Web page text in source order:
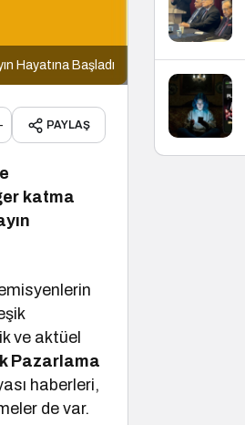
Hayatına Başladı
- PAYLAŞ
katma
ve aktüel
Pazarlama
haberleri,
de var.